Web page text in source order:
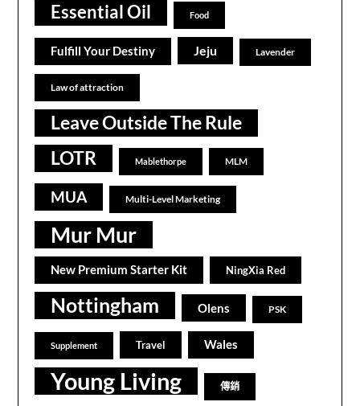
Essential Oil Food
Fulfill Your Destiny Jeju Lavender
Law of attraction
Leave Outside The Rule
LOTR
Mablethorpe MLM
MUA Multi-Level Marketing
Mur Mur
New Premium Starter Kit NingXia Red
Nottingham Olens PSK
Supplement Travel Wales
Young Living 傳銷